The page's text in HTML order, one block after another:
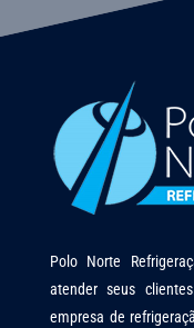
Polo Norte
atender seus
empresa de